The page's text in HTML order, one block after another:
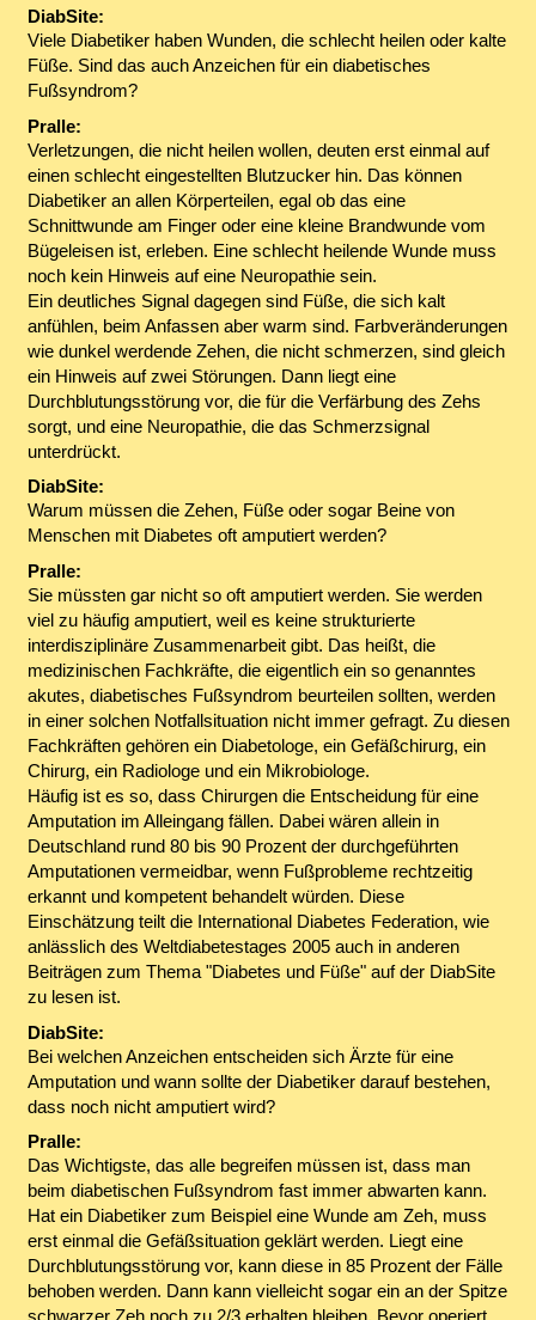
DiabSite:
Viele Diabetiker haben Wunden, die schlecht heilen oder kalte
Füße. Sind das auch Anzeichen für ein diabetisches
Fußsyndrom?
Pralle:
Verletzungen, die nicht heilen wollen, deuten erst einmal auf
einen schlecht eingestellten Blutzucker hin. Das können
Diabetiker an allen Körperteilen, egal ob das eine
Schnittwunde am Finger oder eine kleine Brandwunde vom
Bügeleisen ist, erleben. Eine schlecht heilende Wunde muss
noch kein Hinweis auf eine Neuropathie sein.
Ein deutliches Signal dagegen sind Füße, die sich kalt
anfühlen, beim Anfassen aber warm sind. Farbveränderungen
wie dunkel werdende Zehen, die nicht schmerzen, sind gleich
ein Hinweis auf zwei Störungen. Dann liegt eine
Durchblutungsstörung vor, die für die Verfärbung des Zehs
sorgt, und eine Neuropathie, die das Schmerzsignal
unterdrückt.
DiabSite:
Warum müssen die Zehen, Füße oder sogar Beine von
Menschen mit Diabetes oft amputiert werden?
Pralle:
Sie müssten gar nicht so oft amputiert werden. Sie werden
viel zu häufig amputiert, weil es keine strukturierte
interdisziplinäre Zusammenarbeit gibt. Das heißt, die
medizinischen Fachkräfte, die eigentlich ein so genanntes
akutes, diabetisches Fußsyndrom beurteilen sollten, werden
in einer solchen Notfallsituation nicht immer gefragt. Zu diesen
Fachkräften gehören ein Diabetologe, ein Gefäßchirurg, ein
Chirurg, ein Radiologe und ein Mikrobiologe.
Häufig ist es so, dass Chirurgen die Entscheidung für eine
Amputation im Alleingang fällen. Dabei wären allein in
Deutschland rund 80 bis 90 Prozent der durchgeführten
Amputationen vermeidbar, wenn Fußprobleme rechtzeitig
erkannt und kompetent behandelt würden. Diese
Einschätzung teilt die International Diabetes Federation, wie
anlässlich des Weltdiabetestages 2005 auch in anderen
Beiträgen zum Thema "Diabetes und Füße" auf der DiabSite
zu lesen ist.
DiabSite:
Bei welchen Anzeichen entscheiden sich Ärzte für eine
Amputation und wann sollte der Diabetiker darauf bestehen,
dass noch nicht amputiert wird?
Pralle:
Das Wichtigste, das alle begreifen müssen ist, dass man
beim diabetischen Fußsyndrom fast immer abwarten kann.
Hat ein Diabetiker zum Beispiel eine Wunde am Zeh, muss
erst einmal die Gefäßsituation geklärt werden. Liegt eine
Durchblutungsstörung vor, kann diese in 85 Prozent der Fälle
behoben werden. Dann kann vielleicht sogar ein an der Spitze